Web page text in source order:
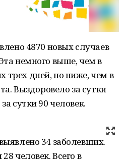
4870 новых случаев
немного выше, чем в
дней, но ниже, чем в
Выздоровело за сутки
сутки 90 человек.
34 заболевших.
человек. Всего в